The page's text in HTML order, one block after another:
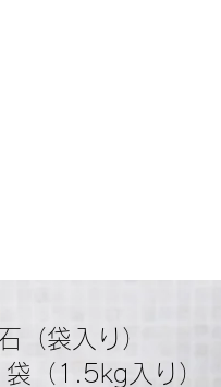
（袋入り）
（1.5kg入り）